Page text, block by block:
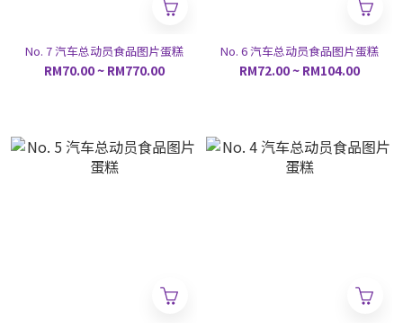
No. 7 汽车总动员食品图片蛋糕
RM70.00 ~ RM770.00
No. 6 汽车总动员食品图片蛋糕
RM72.00 ~ RM104.00